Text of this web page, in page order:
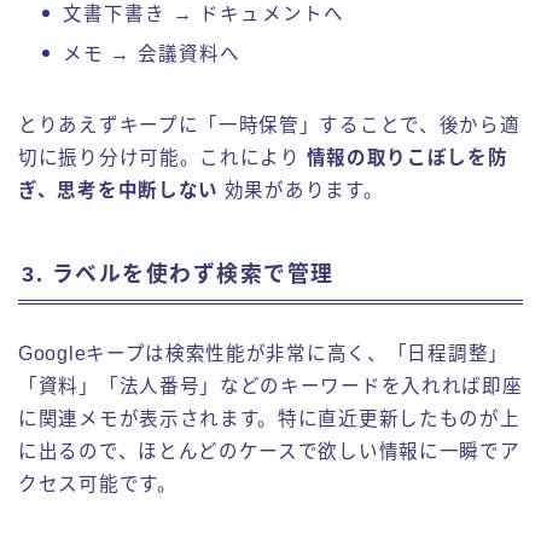
文書下書き → ドキュメントへ
メモ → 会議資料へ
とりあえずキープに「一時保管」することで、後から適
切に振り分け可能。これにより 情報の取りこぼしを防
ぎ、思考を中断しない 効果があります。
3. ラベルを使わず検索で管理
Googleキープは検索性能が非常に高く、「日程調整」
「資料」「法人番号」などのキーワードを入れれば即座
に関連メモが表示されます。特に直近更新したものが上
に出るので、ほとんどのケースで欲しい情報に一瞬でア
クセス可能です。